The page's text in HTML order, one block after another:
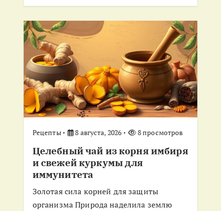
Рецепты 8 августа, 2026 8 просмотров
Целебный чай из корня имбиря
и свежей куркумы для
иммунитета
Золотая сила корней для защиты
организма Природа наделила землю